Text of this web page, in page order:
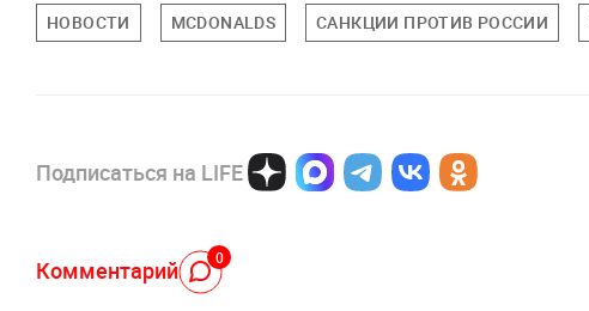
НОВОСТИ MCDONALDS САНКЦИИ ПРОТИВ РОССИИ
Подписаться на LIFE
Комментарий 0